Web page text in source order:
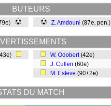
BUTEURS
Z. Amdouni (87e, pen.)
W. Odobert(42e)
J. Cullen (60e)
M. Esteve (90+2e)
DU MATCH